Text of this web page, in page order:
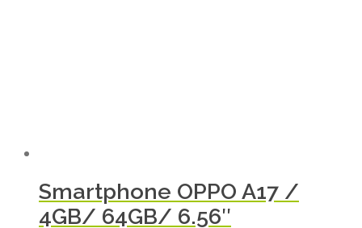
Smartphone OPPO A17 /
4GB/ 64GB/ 6.56″